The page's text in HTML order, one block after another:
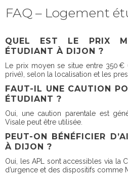
FAQ – Logement
QUEL EST LE PRIX
ÉTUDIANT À DIJON ?
Le prix moyen se situe entre 350
privé), selon la localisation et les
FAUT-IL UNE CAUTION
ÉTUDIANT ?
Oui, une caution parentale est
Visale peut être utilisée.
PEUT-ON BÉNÉFICIER
À DIJON ?
Oui, les APL sont accessibles via la
d’urgence et des dispositifs comme